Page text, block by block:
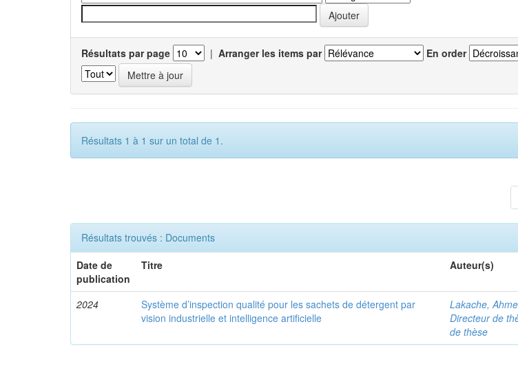
Résultats par page | Arranger les items par En order
Résultats 1 à 1 sur un total de 1.
Résultats trouvés : Documents
Date de
publication
Titre Auteur(s)
2024
Système d’inspection qualité pour les sachets de détergent par
vision industrielle et intelligence artificielle
Lakache,
Directeur de
de thèse